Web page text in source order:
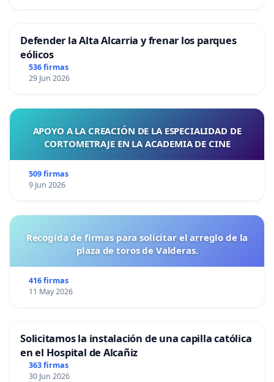
Defender la Alta Alcarria y frenar los parques
eólicos
536 firmas
29 Jun 2026
APOYO A LA CREACIÓN DE LA ESPECIALIDAD DE
CORTOMETRAJE EN LA ACADEMIA DE CINE
509 firmas
9 Jun 2026
Recogida de firmas para solicitar el arreglo de la
plaza de toros de Valderas.
416 firmas
11 May 2026
Solicitamos la instalación de una capilla católica
en el Hospital de Alcañiz
363 firmas
30 Jun 2026